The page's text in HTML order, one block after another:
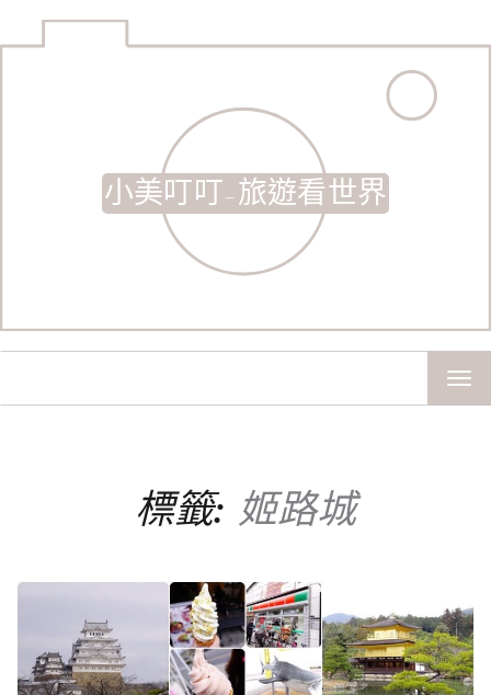
小美叮叮-旅遊看世界
標籤: 姬路城